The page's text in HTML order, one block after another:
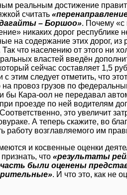
реальным достижение
считать
– Боршоо». Почему «с
никаких дорог республике
на содержание этих дорог, из
что населению от этого ни
властей введён
сейчас составляет 1,5
с этим следует отметить, что
на провоз грузов по
бы Кара-оол не передавал
проезде по ней водителям
это увеличит
А теперь скажите, во
работу возглавляемого им
и косвенные оценки
что «результаты
были оценены
. И что это, как не